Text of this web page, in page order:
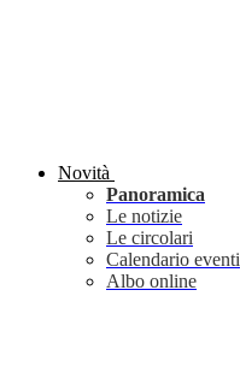
Novità
Panoramica
Le notizie
Le circolari
Calendario eventi
Albo online